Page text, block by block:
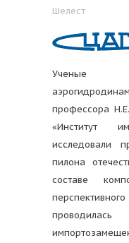
Шелест
Ученые
профессора
«Институт
исследовали
пилона
составе